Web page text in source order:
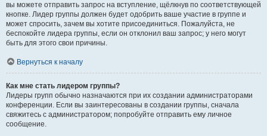
вы можете отправить запрос на вступление, щёлкнув по соответствующей
кнопке. Лидер группы должен будет одобрить ваше участие в группе и
может спросить, зачем вы хотите присоединиться. Пожалуйста, не
беспокойте лидера группы, если он отклонил ваш запрос; у него могут
быть для этого свои причины.
Вернуться к началу
Как мне стать лидером группы?
Лидеры групп обычно назначаются при их создании администраторами
конференции. Если вы заинтересованы в создании группы, сначала
свяжитесь с администратором; попробуйте отправить ему личное
сообщение.